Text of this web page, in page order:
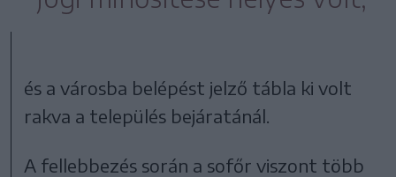
és a városba belépést jelző tábla ki volt
rakva a település bejáratánál.
A fellebbezés során a sofőr viszont több